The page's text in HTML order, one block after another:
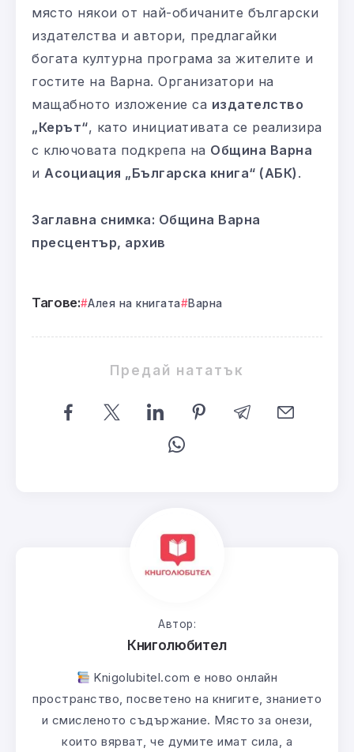
място някои от най-обичаните български
издателства и автори, предлагайки
богата културна програма за жителите и
гостите на Варна. Организатори на
мащабното изложение са издателство
„Керът“, като инициативата се реализира
с ключовата подкрепа на Община Варна
и Асоциация „Българска книга“ (АБК) .
Заглавна снимка: Община Варна
пресцентър, архив
Тагове: Алея на книгата Варна
Предай нататък
Автор:
Книголюбител
Knigolubitel.com е ново онлайн
пространство, посветено на книгите, знанието
и смисленото съдържание. Място за онези,
които вярват, че думите имат сила, а